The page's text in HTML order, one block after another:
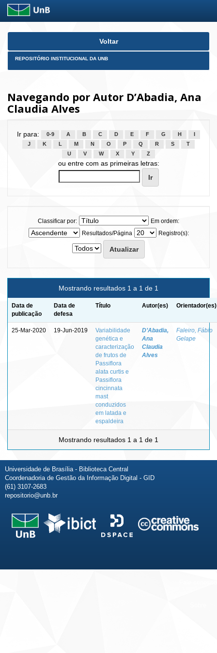
Skip
Voltar
REPOSITÓRIO INSTITUCIONAL DA UNB
Navegando por Autor D’Abadia, Ana
Claudia Alves
Ir para: 0-9 A B C D E F G H
J
K L M N O P Q R S
T
U
V W X Y Z
ou entre com as primeiras letras:
Classificar por:
Em ordem:
Resultados/Página
Registro(s):
Mostrando resultados 1 a 1 de 1
Data de
publicação
Data de
defesa
Título Autor(es) Orientador(es)
25-Mar-2020 19-Jun-2019
Variabilidade
genética e
caracterização
de frutos de
Passiflora
alata curtis e
Passiflora
cincinnata
mast
conduzidos
em latada e
espaldeira
D’Abadia,
Ana
Claudia
Alves
Faleiro, Fábio
Gelape
Mostrando resultados 1 a 1 de 1
Universidade de Brasília - Biblioteca Central
Coordenadoria de Gestão da Informação Digital - GID
(61) 3107-2683
repositorio@unb.br